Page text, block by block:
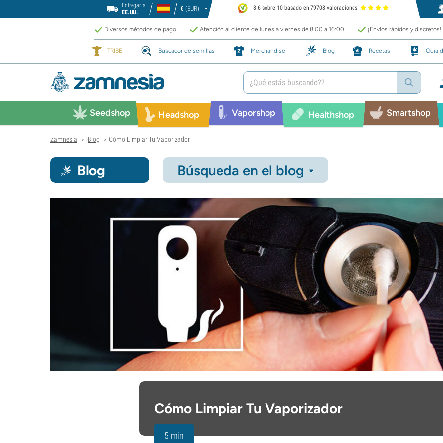
Entregar a
EE.UU.
€ (EUR) 8.6 sobre 10 basado en 79708 valoraciones
Diversos métodos de pago Atención al cliente de lunes a viernes de 8:00 a 16:00 ¡Envíos rápidos y discretos!
TRIBE Buscador de semillas Merchandise Blog Recetas Guía
Seedshop Headshop Vaporshop Healthshop Smartshop
Zamnesia > Blog > Cómo Limpiar Tu Vaporizador
Blog Búsqueda en el blog
Cómo Limpiar Tu Vaporizador
5 min